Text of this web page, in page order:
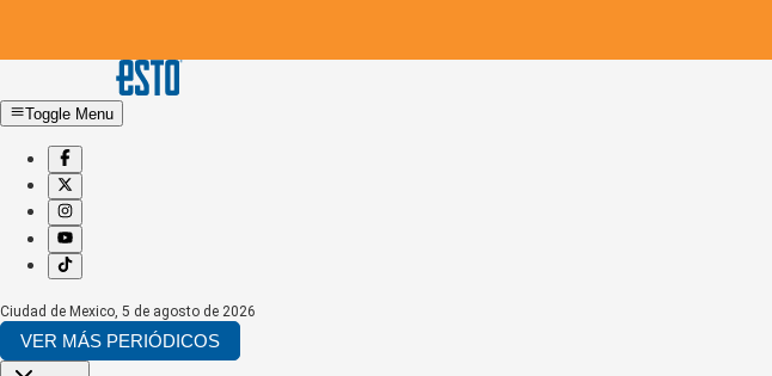
Toggle Menu
Ciudad de Mexico, 5 de agosto de 2026
VER MÁS PERIÓDICOS